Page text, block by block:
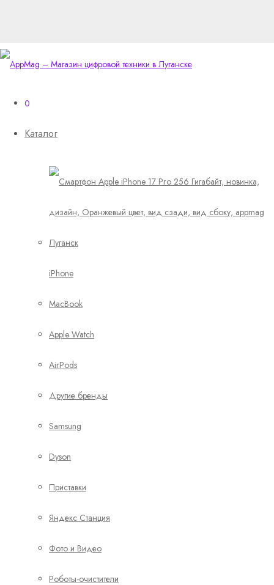
0
Каталог
iPhone
MacBook
Apple Watch
AirPods
Другие бренды
Samsung
Dyson
Приставки
Яндекс Станция
Фото и Видео
Роботы-очистители